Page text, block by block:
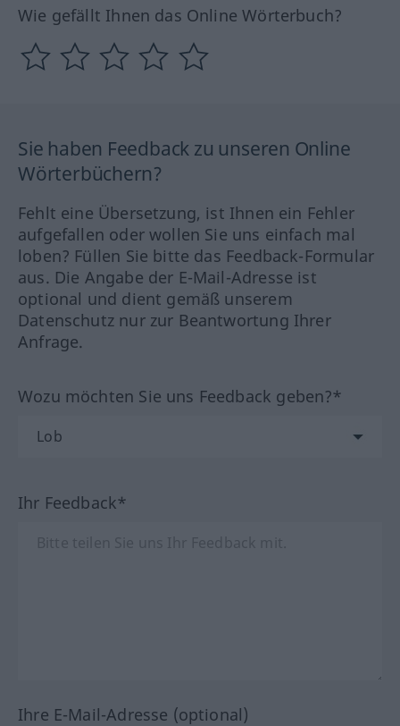
Wie gefällt Ihnen das Online Wörterbuch?
Sie haben Feedback zu unseren Online
Wörterbüchern?
Fehlt eine Übersetzung, ist Ihnen ein Fehler
aufgefallen oder wollen Sie uns einfach mal
loben? Füllen Sie bitte das Feedback-Formular
aus. Die Angabe der E-Mail-Adresse ist
optional und dient gemäß unserem
Datenschutz nur zur Beantwortung Ihrer
Anfrage.
Wozu möchten Sie uns Feedback geben?*
Ihr Feedback*
Ihre E-Mail-Adresse (optional)